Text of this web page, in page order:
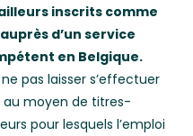
inscrits comme
d’un service
en Belgique.
pas laisser s’effectuer
au moyen de titres-
pour lesquels l’emploi